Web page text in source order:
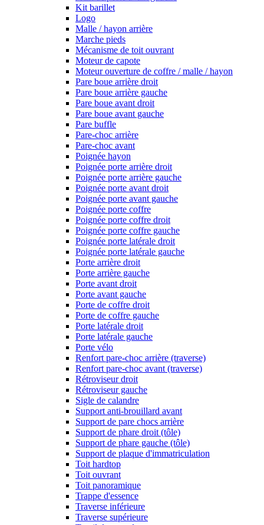
Kit barillet
Logo
Malle / hayon arrière
Marche pieds
Mécanisme de toit ouvrant
Moteur de capote
Moteur ouverture de coffre / malle / hayon
Pare boue arrière droit
Pare boue arrière gauche
Pare boue avant droit
Pare boue avant gauche
Pare buffle
Pare-choc arrière
Pare-choc avant
Poignée hayon
Poignée porte arrière droit
Poignée porte arrière gauche
Poignée porte avant droit
Poignée porte avant gauche
Poignée porte coffre
Poignée porte coffre droit
Poignée porte coffre gauche
Poignée porte latérale droit
Poignée porte latérale gauche
Porte arrière droit
Porte arrière gauche
Porte avant droit
Porte avant gauche
Porte de coffre droit
Porte de coffre gauche
Porte latérale droit
Porte latérale gauche
Porte vélo
Renfort pare-choc arrière (traverse)
Renfort pare-choc avant (traverse)
Rétroviseur droit
Rétroviseur gauche
Sigle de calandre
Support anti-brouillard avant
Support de pare chocs arrière
Support de phare droit (tôle)
Support de phare gauche (tôle)
Support de plaque d'immatriculation
Toit hardtop
Toit ouvrant
Toit panoramique
Trappe d'essence
Traverse inférieure
Traverse supérieure